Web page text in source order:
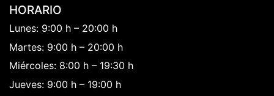
HORARIO
Lunes: 9:00 h – 20:00 h
Martes: 9:00 h – 20:00 h
Miércoles: 8:00 h – 19:30 h
Jueves: 9:00 h – 19:00 h